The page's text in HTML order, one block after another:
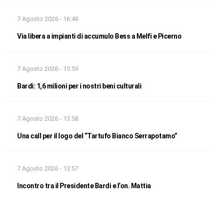
7 Agosto 2026 - 16:48
Via libera a impianti di accumulo Bess a Melfi e Picerno
7 Agosto 2026 - 15:59
Bardi: 1,6 milioni per i nostri beni culturali
7 Agosto 2026 - 13:58
Una call per il logo del “Tartufo Bianco Serrapotamo”
7 Agosto 2026 - 13:57
Incontro tra il Presidente Bardi e l’on. Mattia